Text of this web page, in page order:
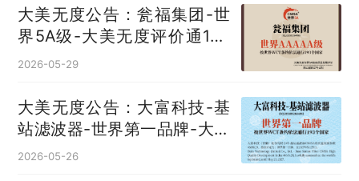
大美无度公告：瓮福集团-世
界5A级-大美无度评价通193
国
2026-05-29
大美无度公告：大富科技-基
站滤波器‌-世界第一品牌-大美
无度评价通193国
2026-05-26